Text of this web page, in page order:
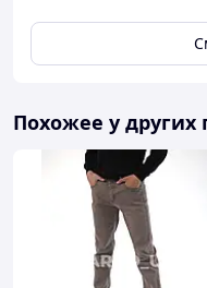
Похожее у других